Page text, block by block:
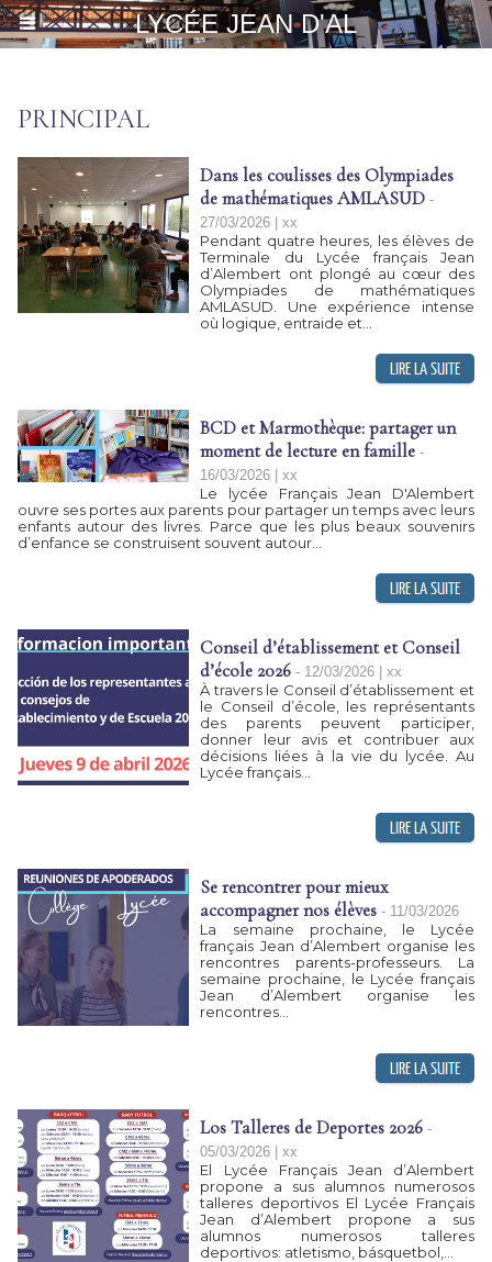
LYCÉE JEAN D'AL
PRINCIPAL
Dans les coulisses des Olympiades
de mathématiques AMLASUD -
27/03/2026 | xx
Pendant quatre heures, les élèves de
Terminale du Lycée français Jean
d’Alembert ont plongé au cœur des
Olympiades de mathématiques
AMLASUD. Une expérience intense
où logique, entraide et...
BCD et Marmothèque: partager un
moment de lecture en famille -
16/03/2026 | xx
Le lycée Français Jean D'Alembert
ouvre ses portes aux parents pour partager un temps avec leurs
enfants autour des livres. Parce que les plus beaux souvenirs
d’enfance se construisent souvent autour...
Conseil d’établissement et Conseil
d’école 2026 - 12/03/2026 | xx
À travers le Conseil d’établissement et
le Conseil d’école, les représentants
des parents peuvent participer,
donner leur avis et contribuer aux
décisions liées à la vie du lycée. Au
Lycée français...
Se rencontrer pour mieux
accompagner nos élèves - 11/03/2026
La semaine prochaine, le Lycée
français Jean d’Alembert organise les
rencontres parents-professeurs. La
semaine prochaine, le Lycée français
Jean d’Alembert organise les
rencontres...
Los Talleres de Deportes 2026 -
05/03/2026 | xx
El Lycée Français Jean d’Alembert
propone a sus alumnos numerosos
talleres deportivos El Lycée Français
Jean d’Alembert propone a sus
alumnos numerosos talleres
deportivos: atletismo, básquetbol,...